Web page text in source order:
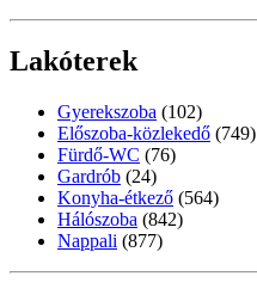
Lakóterek
Gyerekszoba (102)
Előszoba-közlekedő (749)
Fürdő-WC (76)
Gardrób (24)
Konyha-étkező (564)
Hálószoba (842)
Nappali (877)